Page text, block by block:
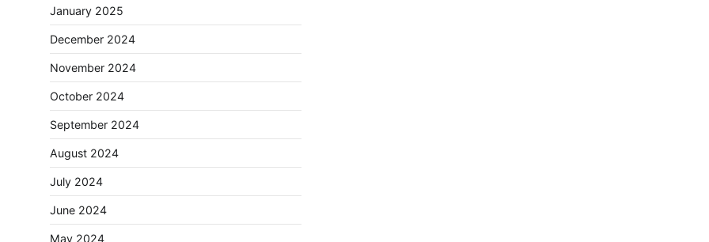
January 2025
December 2024
November 2024
October 2024
September 2024
August 2024
July 2024
June 2024
May 2024